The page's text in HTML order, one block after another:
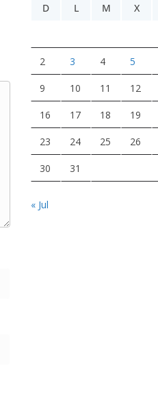
D
L M X
2 3 4 5
9 10 11 12
16 17 18 19
23 24 25 26
30 31
« Jul